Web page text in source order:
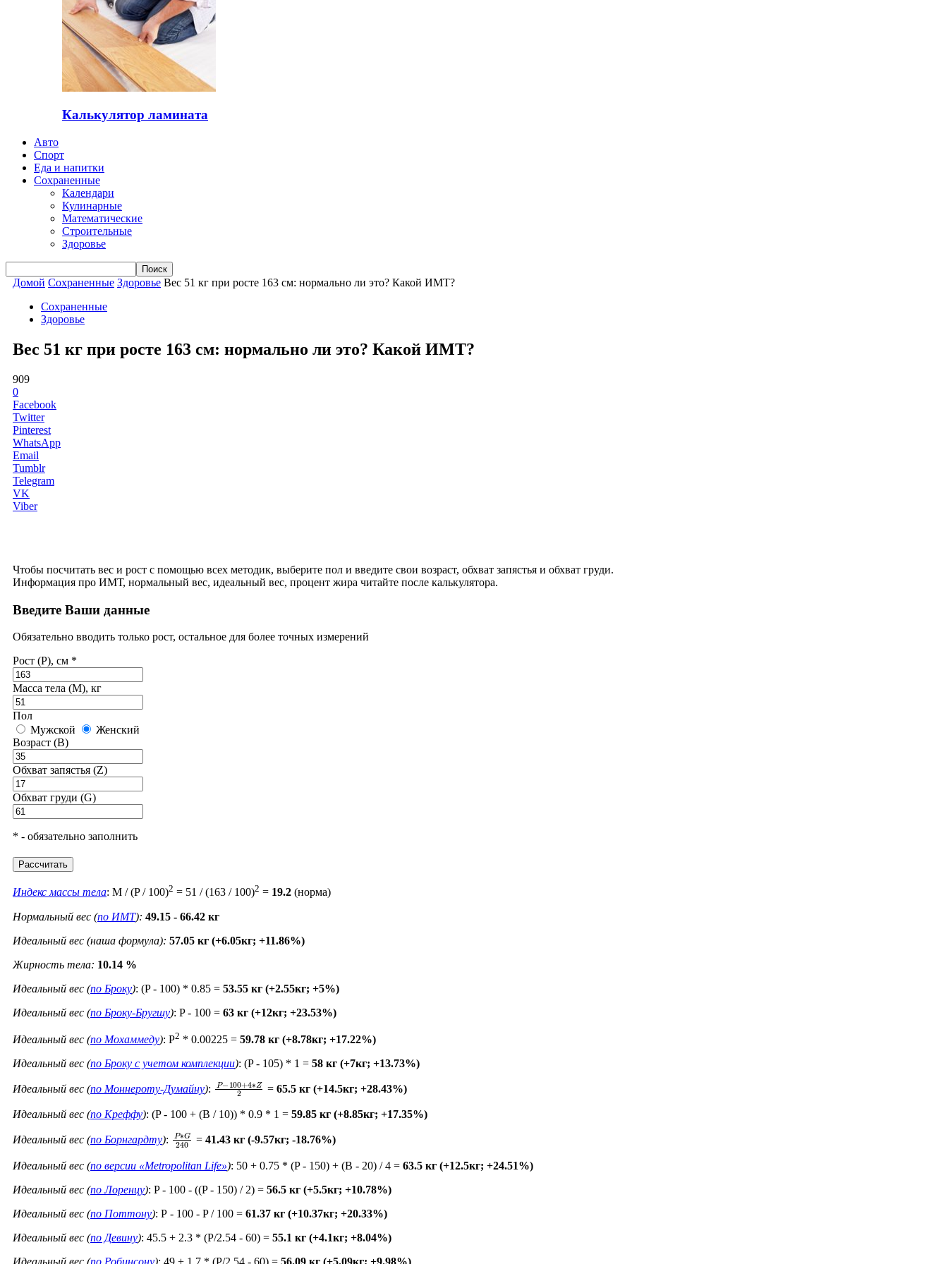
Калькулятор ламината
Авто
Спорт
Еда и напитки
Сохраненные
Календари
Кулинарные
Математические
Строительные
Здоровье
Домой Сохраненные Здоровье Вес 51 кг при росте 163 см: нормально ли это? Какой ИМТ?
Сохраненные
Здоровье
Вес 51 кг при росте 163 см: нормально ли это? Какой ИМТ?
909
0
Facebook
Twitter
Pinterest
WhatsApp
Email
Tumblr
Telegram
VK
Viber
Чтобы посчитать вес и рост с помощью всех методик, выберите пол и введите свои возраст, обхват запястья и обхват груди.
Информация про ИМТ, нормальный вес, идеальный вес, процент жира читайте после калькулятора.
Введите Ваши данные
Обязательно вводить только рост, остальное для более точных измерений
Рост (P), см *
Масса тела (M), кг
Пол
Мужской
Женский
Возраст (B)
Обхват запястья (Z)
Обхват груди (G)
* - обязательно заполнить
Рассчитать
Индекс массы тела: M / (P / 100)2 = 51 / (163 / 100)2 = 19.2 (норма)
Нормальный вес (по ИМТ): 49.15 - 66.42 кг
Идеальный вес (наша формула): 57.05 кг (+6.05кг; +11.86%)
Жирность тела: 10.14 %
Идеальный вес (по Броку): (P - 100) * 0.85 = 53.55 кг (+2.55кг; +5%)
Идеальный вес (по Броку-Бругшу): P - 100 = 63 кг (+12кг; +23.53%)
Идеальный вес (по Мохаммеду): P2 * 0.00225 = 59.78 кг (+8.78кг; +17.22%)
Идеальный вес (по Броку c учетом комплекции): (P - 105) * 1 = 58 кг (+7кг; +13.73%)
Идеальный вес (по Моннероту-Думайну): P− 100 +4∗ 2
=65.5 кг (+14.5кг; +28.43%)
Идеальный вес (по Креффу): (P - 100 + (B / 10)) * 0.9 * 1 = 59.85 кг (+8.85кг; +17.35%)
Идеальный вес (по Борнгардту): P∗G 240
=41.43 кг (-9.57кг; -18.76%)
Идеальный вес (по версии «Metropolitan Life»): 50 + 0.75 * (P - 150) + (B - 20) / 4 = 63.5 кг (+12.5кг; +24.51%)
Идеальный вес (по Лоренцу): P - 100 - ((P - 150) / 2) = 56.5 кг (+5.5кг; +10.78%)
Идеальный вес (по Поттону): Р - 100 - P / 100 = 61.37 кг (+10.37кг; +20.33%)
Идеальный вес (по Девину): 45.5 + 2.3 * (P/2.54 - 60) = 55.1 кг (+4.1кг; +8.04%)